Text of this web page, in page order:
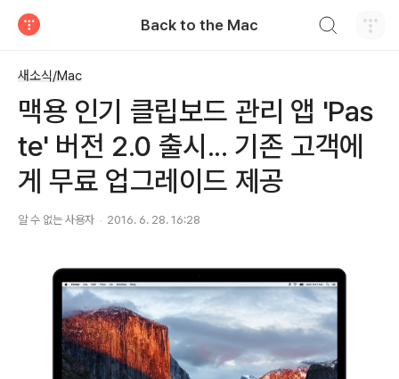
Back to the Mac
새소식/Mac
맥용 인기 클립보드 관리 앱 'Pas
te' 버전 2.0 출시... 기존 고객에
게 무료 업그레이드 제공
알 수 없는 사용자 2016. 6. 28. 16:28